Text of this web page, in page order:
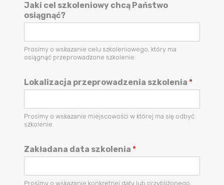
Jaki cel szkoleniowy chcą Państwo
osiągnąć?
Prosimy o wskazanie celu szkoleniowego, który ma
osiągnąć przeprowadzone szkolenie.
Lokalizacja przeprowadzenia szkolenia *
Prosimy o wskazanie miejscowości w której ma się odbyć
szkolenie.
Zakładana data szkolenia *
Prosimy o wskazanie konkretnej daty lub przybliżonego